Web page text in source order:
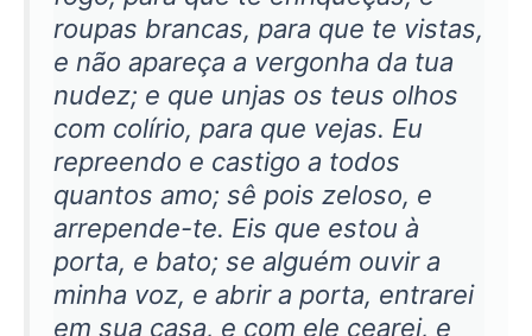
roupas brancas, para que te vistas,
e não apareça a vergonha da tua
nudez; e que unjas os teus olhos
com colírio, para que vejas. Eu
repreendo e castigo a todos
quantos amo; sê pois zeloso, e
arrepende-te. Eis que estou à
porta, e bato; se alguém ouvir a
minha voz, e abrir a porta, entrarei
em sua casa, e com ele cearei, e